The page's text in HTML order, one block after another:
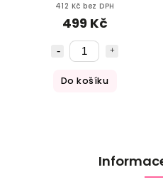
412 Kč bez DPH
499 Kč
Do košíku